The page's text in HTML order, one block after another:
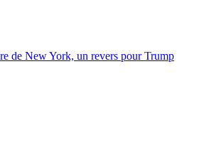
de New York, un revers pour Trump